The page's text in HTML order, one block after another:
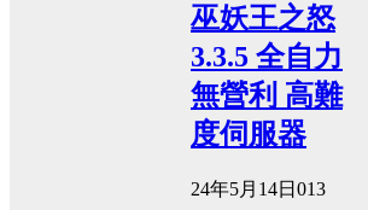
巫妖王之怒
3.3.5 全自力
無營利 高難
度伺服器
24年5月14日 013